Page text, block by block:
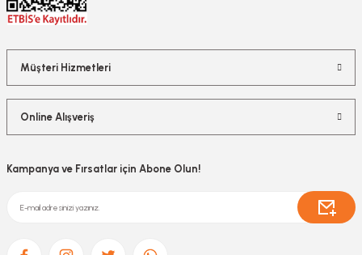
Müşteri Hizmetleri
Online Alışveriş
Kampanya ve Fırsatlar için Abone Olun!